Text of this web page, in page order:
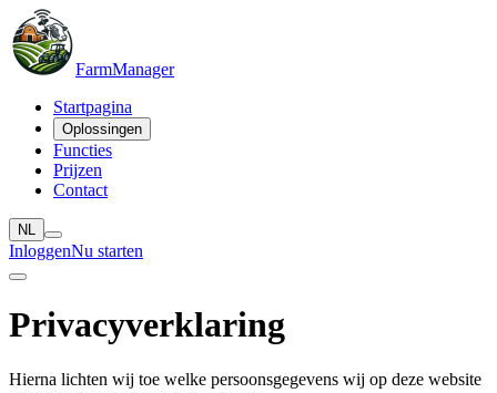
FarmManager
Startpagina
Oplossingen
Functies
Prijzen
Contact
NL
InloggenNu starten
Privacyverklaring
Hierna lichten wij toe welke persoonsgegevens wij op deze website